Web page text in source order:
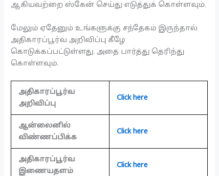
ஆகியவற்றை ஸ்கேன் செய்து எடுத்துக் கொள்ளவும்.
மேலும் ஏதேனும் உங்களுக்கு சந்தேகம் இருந்தால்
அதிகாரப்பூர்வ அறிவிப்பு கீழே
கொடுக்கப்பட்டுள்ளது. அதை பார்த்து தெரிந்து
கொள்ளவும்.
அதிகாரப்பூர்வ
அறிவிப்பு
Click here
ஆன்லைனில்
விண்ணப்பிக்க
Click here
அதிகாரப்பூர்வ
இணையதளம்
Click here